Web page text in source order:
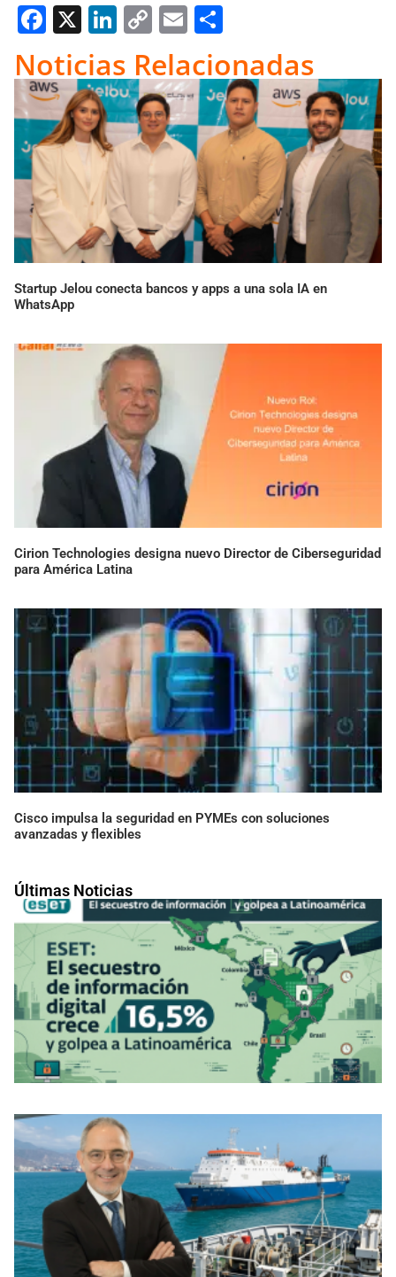
Últimas Noticias
Facebook
X LinkedIn
Copy
Link
Email
Noticias Relacionadas
Startup Jelou conecta bancos y apps a una sola IA en
WhatsApp
Cirion Technologies designa nuevo Director de Ciberseguridad
para América Latina
Cisco impulsa la seguridad en PYMEs con soluciones
avanzadas y flexibles